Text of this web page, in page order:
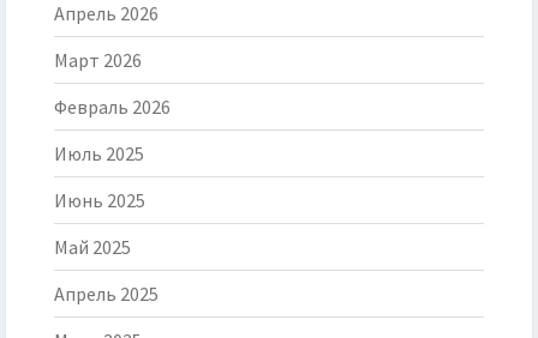
Апрель 2026
Март 2026
Февраль 2026
Июль 2025
Июнь 2025
Май 2025
Апрель 2025